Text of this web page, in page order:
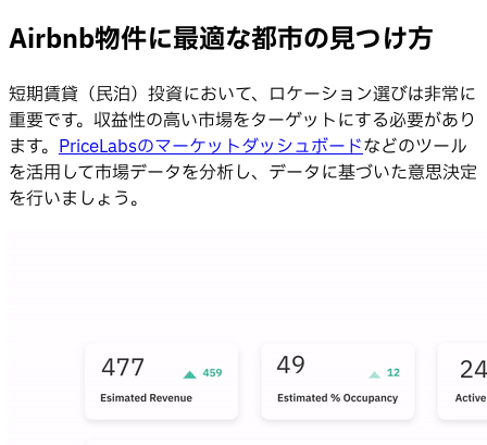
Airbnb物件に最適な都市の見つけ方
短期賃貸（民泊）投資において、ロケーション選びは非常に
重要です。収益性の高い市場をターゲットにする必要があり
ます。 PriceLabsのマーケットダッシュボードなどのツール
を活用して市場データを分析し、データに基づいた意思決定
を行いましょう。